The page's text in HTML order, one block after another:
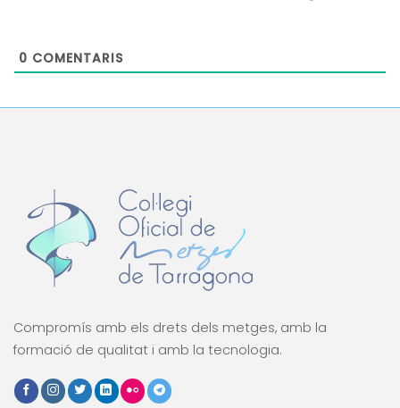
0 COMENTARIS
Compromís amb els drets dels metges, amb la
formació de qualitat i amb la tecnologia.